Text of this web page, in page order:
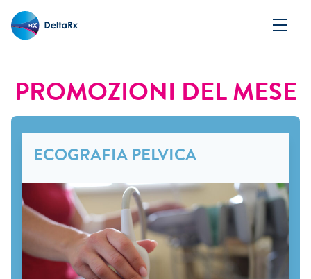
PROMOZIONI DEL MESE
ECOGRAFIA PELVICA